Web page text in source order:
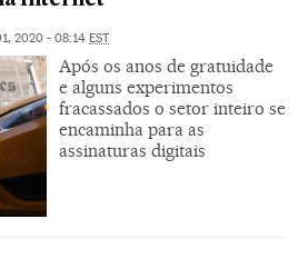
2020 - 08:14 EST
Após os anos de gratuidade
e alguns experimentos
fracassados o setor inteiro se
encaminha para as
assinaturas digitais